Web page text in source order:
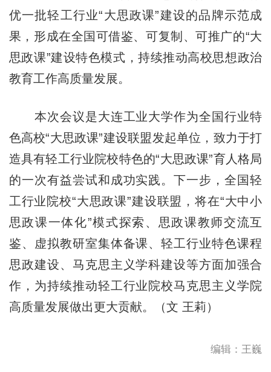
优一批轻工行业“大思政课”建设的品牌示范成
果，形成在全国可借鉴、可复制、可推广的“大
思政课”建设特色模式，持续推动高校思想政治
教育工作高质量发展。
本次会议是大连工业大学作为全国行业特
色高校“大思政课”建设联盟发起单位，致力于打
造具有轻工行业院校特色的“大思政课”育人格局
的一次有益尝试和成功实践。下一步，全国轻
工行业院校“大思政课”建设联盟，将在“大中小
思政课一体化”模式探索、思政课教师交流互
鉴、虚拟教研室集体备课、轻工行业特色课程
思政建设、马克思主义学科建设等方面加强合
作，为持续推动轻工行业院校马克思主义学院
高质量发展做出更大贡献。（文 王莉）
编辑：王巍